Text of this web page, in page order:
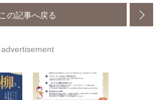
この記事へ戻る
advertisement